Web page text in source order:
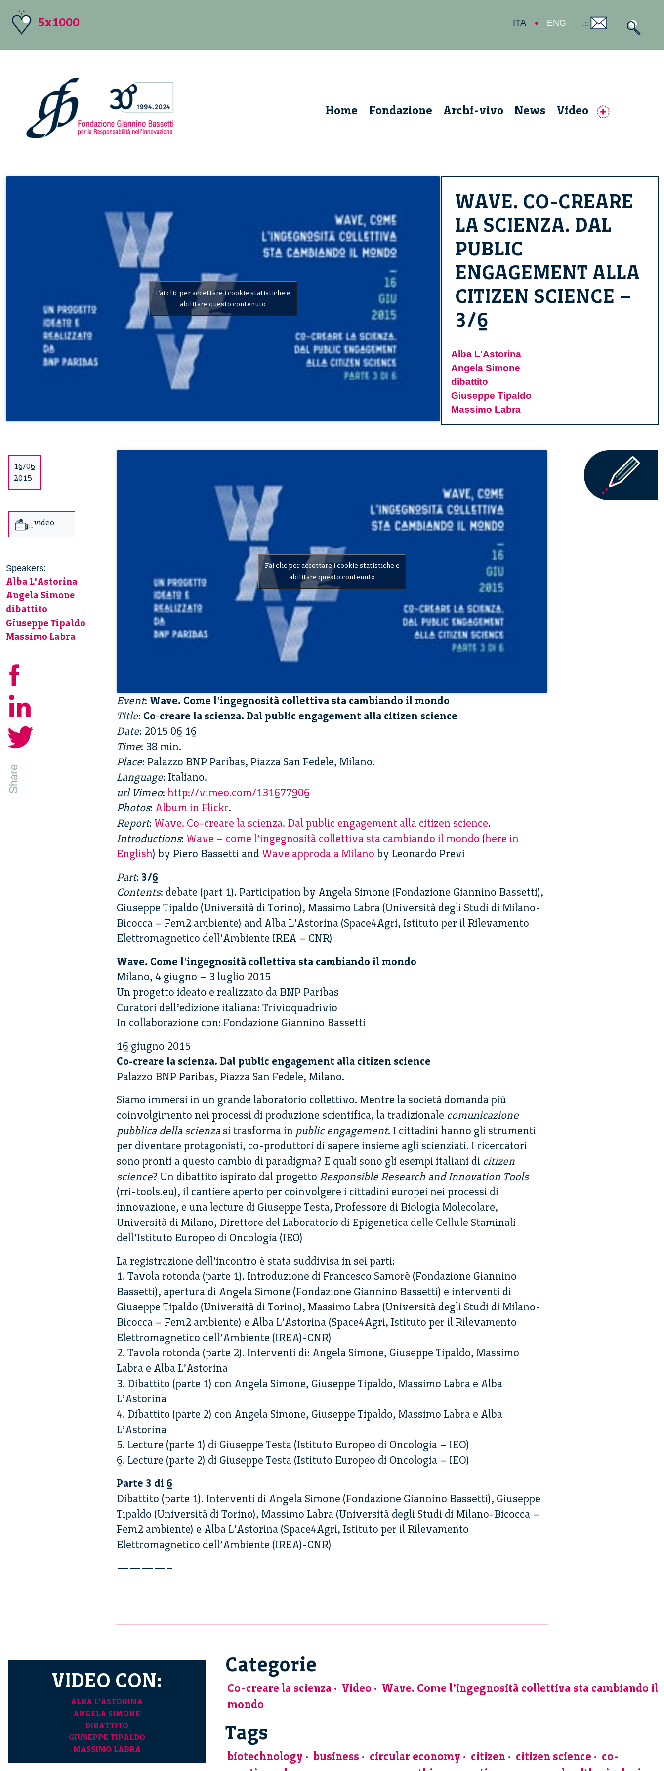
5x1000 ITA ENG
Home Fondazione Archi-vivo News Video
Fai clic per accettare i cookie statistiche e
abilitare questo contenuto
WAVE. CO-CREARE
LA SCIENZA. DAL
PUBLIC
ENGAGEMENT ALLA
CITIZEN SCIENCE –
3/6
Alba L'Astorina
Angela Simone
dibattito
Giuseppe Tipaldo
Massimo Labra
16/06
2015
video
Speakers:
Alba L'Astorina
Angela Simone
dibattito
Giuseppe Tipaldo
Massimo Labra
Fai clic per accettare i cookie statistiche e
abilitare questo contenuto
Event: Wave. Come l’ingegnosità collettiva sta cambiando il mondo
Title: Co-creare la scienza. Dal public engagement alla citizen science
Date: 2015 06 16
Time: 38 min.
Place: Palazzo BNP Paribas, Piazza San Fedele, Milano.
Language: Italiano.
url Vimeo: http://vimeo.com/131677906
Photos: Album in Flickr.
Report: Wave. Co-creare la scienza. Dal public engagement alla citizen science.
Introductions: Wave – come l’ingegnosità collettiva sta cambiando il mondo (here in
English) by Piero Bassetti and Wave approda a Milano by Leonardo Previ
Part: 3/6
Contents: debate (part 1). Participation by Angela Simone (Fondazione Giannino Bassetti),
Giuseppe Tipaldo (Università di Torino), Massimo Labra (Università degli Studi di Milano-
Bicocca – Fem2 ambiente) and Alba L’Astorina (Space4Agri, Istituto per il Rilevamento
Elettromagnetico dell’Ambiente IREA – CNR)
Wave. Come l’ingegnosità collettiva sta cambiando il mondo
Milano, 4 giugno – 3 luglio 2015
Un progetto ideato e realizzato da BNP Paribas
Curatori dell’edizione italiana: Trivioquadrivio
In collaborazione con: Fondazione Giannino Bassetti
16 giugno 2015
Co-creare la scienza. Dal public engagement alla citizen science
Palazzo BNP Paribas, Piazza San Fedele, Milano.
Siamo immersi in un grande laboratorio collettivo. Mentre la società domanda più
coinvolgimento nei processi di produzione scientifica, la tradizionale comunicazione
pubblica della scienza si trasforma in public engagement. I cittadini hanno gli strumenti
per diventare protagonisti, co-produttori di sapere insieme agli scienziati. I ricercatori
sono pronti a questo cambio di paradigma? E quali sono gli esempi italiani di citizen
science? Un dibattito ispirato dal progetto Responsible Research and Innovation Tools
(rri-tools.eu), il cantiere aperto per coinvolgere i cittadini europei nei processi di
innovazione, e una lecture di Giuseppe Testa, Professore di Biologia Molecolare,
Università di Milano, Direttore del Laboratorio di Epigenetica delle Cellule Staminali
dell’Istituto Europeo di Oncologia (IEO)
La registrazione dell’incontro è stata suddivisa in sei parti:
1. Tavola rotonda (parte 1). Introduzione di Francesco Samorè (Fondazione Giannino
Bassetti), apertura di Angela Simone (Fondazione Giannino Bassetti) e interventi di
Giuseppe Tipaldo (Università di Torino), Massimo Labra (Università degli Studi di Milano-
Bicocca – Fem2 ambiente) e Alba L’Astorina (Space4Agri, Istituto per il Rilevamento
Elettromagnetico dell’Ambiente (IREA)-CNR)
2. Tavola rotonda (parte 2). Interventi di: Angela Simone, Giuseppe Tipaldo, Massimo
Labra e Alba L’Astorina
3. Dibattito (parte 1) con Angela Simone, Giuseppe Tipaldo, Massimo Labra e Alba
L’Astorina
4. Dibattito (parte 2) con Angela Simone, Giuseppe Tipaldo, Massimo Labra e Alba
L’Astorina
5. Lecture (parte 1) di Giuseppe Testa (Istituto Europeo di Oncologia – IEO)
6. Lecture (parte 2) di Giuseppe Testa (Istituto Europeo di Oncologia – IEO)
Parte 3 di 6
Dibattito (parte 1). Interventi di Angela Simone (Fondazione Giannino Bassetti), Giuseppe
Tipaldo (Università di Torino), Massimo Labra (Università degli Studi di Milano-Bicocca –
Fem2 ambiente) e Alba L’Astorina (Space4Agri, Istituto per il Rilevamento
Elettromagnetico dell’Ambiente (IREA)-CNR)
————–
VIDEO CON:
ALBA L'ASTORINA
ANGELA SIMONE
DIBATTITO
GIUSEPPE TIPALDO
MASSIMO LABRA
Categorie
Co-creare la scienza Video
Wave. Come l’ingegnosità collettiva sta cambiando il
mondo
Tags
biotechnology business circular economy citizen citizen science
co-